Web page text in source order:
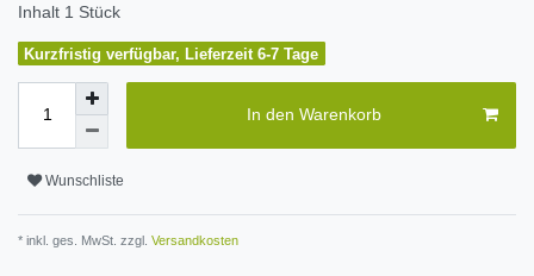
Inhalt 1 Stück
Kurzfristig verfügbar, Lieferzeit 6-7 Tage
In den Warenkorb
Wunschliste
* inkl. ges. MwSt. zzgl. Versandkosten